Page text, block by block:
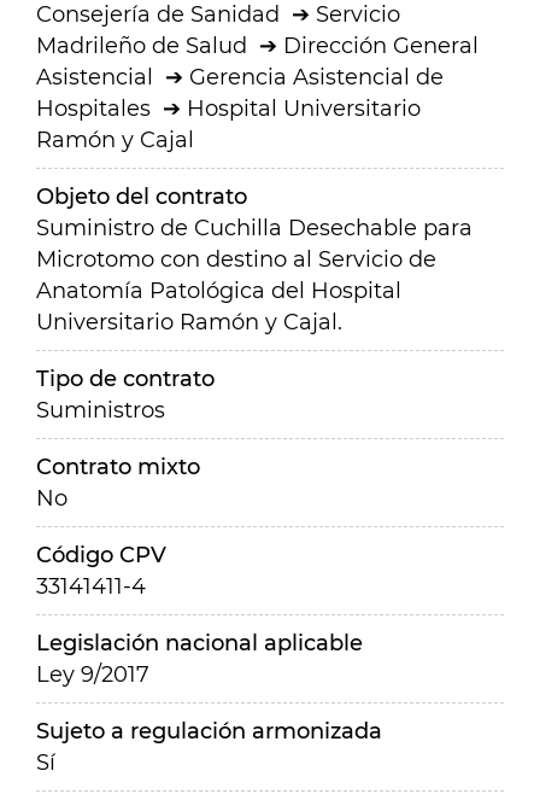
Consejería de Sanidad
Servicio
Madrileño de Salud
Dirección General
Asistencial
Gerencia Asistencial de
Hospitales
Hospital Universitario
Ramón y Cajal
Objeto del contrato
Suministro de Cuchilla Desechable para
Microtomo con destino al Servicio de
Anatomía Patológica del Hospital
Universitario Ramón y Cajal.
Tipo de contrato
Suministros
Contrato mixto
No
Código CPV
33141411-4
Legislación nacional aplicable
Ley 9/2017
Sujeto a regulación armonizada
Sí